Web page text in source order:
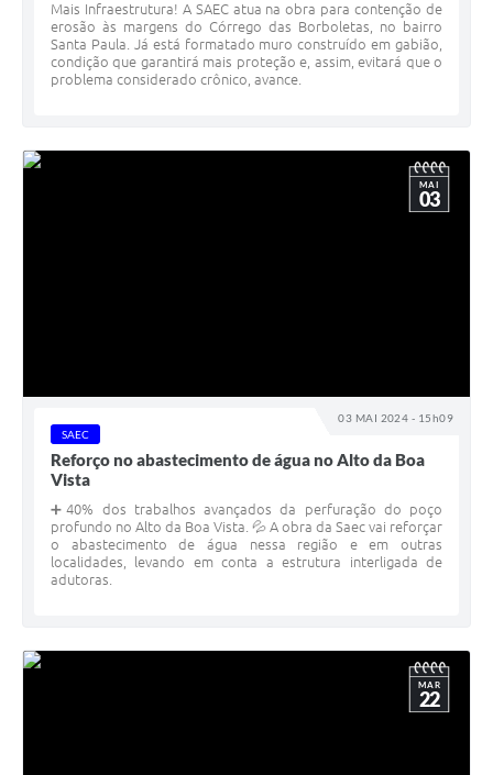
Mais Infraestrutura! A SAEC atua na obra para contenção de
erosão às margens do Córrego das Borboletas, no bairro
Santa Paula. Já está formatado muro construído em gabião,
condição que garantirá mais proteção e, assim, evitará que o
problema considerado crônico, avance.
03 MAI 2024 - 15h09
MAI
03
SAEC
Reforço no abastecimento de água no Alto da Boa
Vista
➕40% dos trabalhos avançados da perfuração do poço
profundo no Alto da Boa Vista. 💦 A obra da Saec vai reforçar
o abastecimento de água nessa região e em outras
localidades, levando em conta a estrutura interligada de
adutoras.
MAR
22